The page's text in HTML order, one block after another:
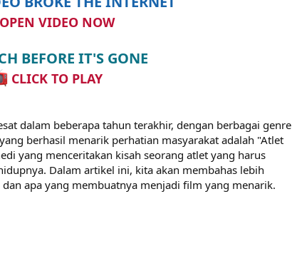
VIDEO NOW
BEFORE IT'S GONE
CLICK TO PLAY
dalam beberapa tahun terakhir, dengan berbagai genre
berhasil menarik perhatian masyarakat adalah "Atlet
yang menceritakan kisah seorang atlet yang harus
Dalam artikel ini, kita akan membahas lebih
apa yang membuatnya menjadi film yang menarik.